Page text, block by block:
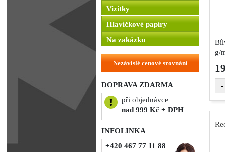
Vizitky
Hlavičkové papíry
Na zakázku
Nezávislé cenové srovnání
DOPRAVA ZDARMA
při objednávce
nad 999 Kč + DPH
INFOLINKA
+420 467 77 11 88
g/
-